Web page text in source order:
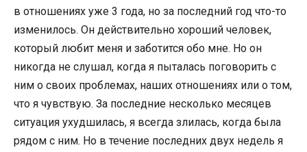
в отношениях уже 3 года, но за последний год что-то
изменилось. Он действительно хороший человек,
который любит меня и заботится обо мне. Но он
никогда не слушал, когда я пыталась поговорить с
ним о своих проблемах, наших отношениях или о том,
что я чувствую. За последние несколько месяцев
ситуация ухудшилась, я всегда злилась, когда была
рядом с ним. Но в течение последних двух недель я